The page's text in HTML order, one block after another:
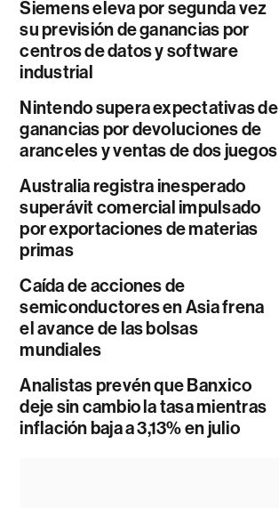
Siemens eleva por segunda vez
su previsión de ganancias por
centros de datos y software
industrial
Nintendo supera expectativas de
ganancias por devoluciones de
aranceles y ventas de dos juegos
Australia registra inesperado
superávit comercial impulsado
por exportaciones de materias
primas
Caída de acciones de
semiconductores en Asia frena
el avance de las bolsas
mundiales
Analistas prevén que Banxico
deje sin cambio la tasa mientras
inflación baja a 3,13% en julio